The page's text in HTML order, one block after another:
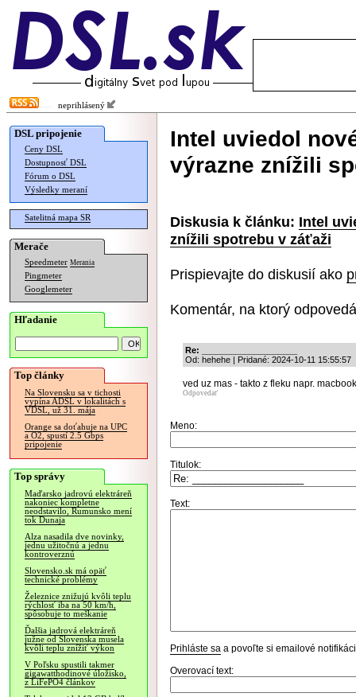
neprihlásený
DSL pripojenie
Ceny DSL
Dostupnosť DSL
Fórum o DSL
Výsledky meraní
Satelitná mapa SR
Merače
Speedmeter Merania
Pingmeter
Googlemeter
Hľadanie
Top články
Na Slovensku sa v tichosti
vypína ADSL v lokalitách s
VDSL, už 31. mája
Orange sa doťahuje na UPC
a O2, spustí 2.5 Gbps
pripojenie
Top správy
Maďarsko jadrovú elektráreň
nakoniec kompletne
neodstavilo, Rumunsko mení
tok Dunaja
Alza nasadila dve novinky,
jednu užitočnú a jednu
kontroverznú
Slovensko.sk má opäť
technické problémy
Železnice znižujú kvôli teplu
rýchlosť iba na 50 km/h,
spôsobuje to meškanie
Ďalšia jadrová elektráreň
južne od Slovenska musela
kvôli teplu znížiť výkon
V Poľsku spustili takmer
gigawatthodinové úložisko,
z LiFePO4 článkov
Intel uviedol
výrazne znížili
Diskusia k článku: Intel
znížili spotrebu v záťaži
Prispievajte do diskusií ako
Komentár, na ktorý
Re: ____________________
Od: hehehe | Pridané: 2024-10-11 15:55:57
ved uz mas - takto z fleku napr.
Odpovedať
Meno:
Titulok:
Text:
Prihláste sa a povoľte si emailové
Overovací text: